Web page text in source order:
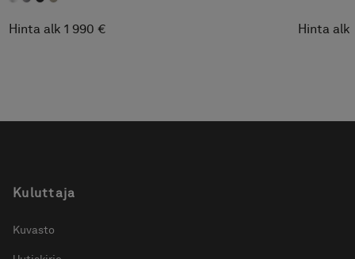
Hinta alk 1 990 € Hinta alk
Kuluttaja
Kuvasto